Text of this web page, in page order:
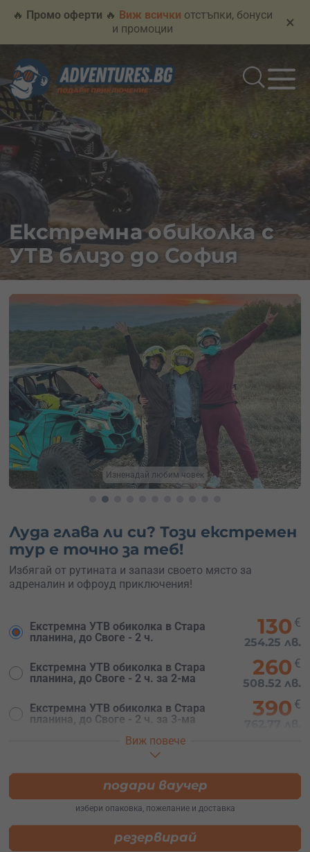
🔥 Промо оферти 🔥 Виж всички отстъпки, бонуси
и промоции
×
Екстремна обиколка с
УТВ близо до София
Изненадай любим човек
Луда глава ли си? Този екстремен
тур е точно за теб!
Избягай от рутината и запази своето място за
адреналин и офроуд приключения!
Екстремна УТВ обиколка в Стара
планина, до Своге - 2 ч.
130 €
254.25 лв.
Екстремна УТВ обиколка в Стара
планина, до Своге - 2 ч. за 2-ма
260 €
508.52 лв.
Екстремна УТВ обиколка в Стара
планина, до Своге - 2 ч. за 3-ма
390 €
УТВ обиколка + шофиране - 2ч. за
Виж повече
подари ваучер
избери опаковка, пожелание и доставка
резервирай